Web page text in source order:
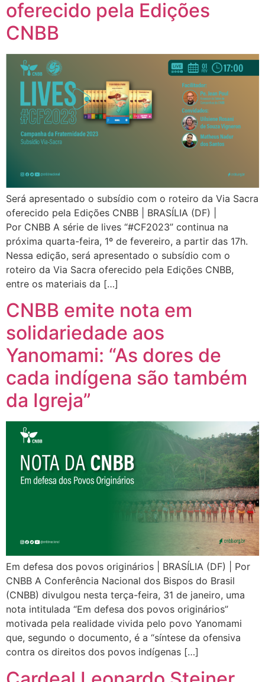
oferecido pela Edições
CNBB
Será apresentado o subsídio com o roteiro da Via Sacra
oferecido pela Edições CNBB | BRASÍLIA (DF) |
Por CNBB A série de lives “#CF2023” continua na
próxima quarta-feira, 1º de fevereiro, a partir das 17h.
Nessa edição, será apresentado o subsídio com o
roteiro da Via Sacra oferecido pela Edições CNBB,
entre os materiais da […]
CNBB emite nota em
solidariedade aos
Yanomami: “As dores de
cada indígena são também
da Igreja”
Em defesa dos povos originários | BRASÍLIA (DF) | Por
CNBB A Conferência Nacional dos Bispos do Brasil
(CNBB) divulgou nesta terça-feira, 31 de janeiro, uma
nota intitulada “Em defesa dos povos originários”
motivada pela realidade vivida pelo povo Yanomami
que, segundo o documento, é a “síntese da ofensiva
contra os direitos dos povos indígenas […]